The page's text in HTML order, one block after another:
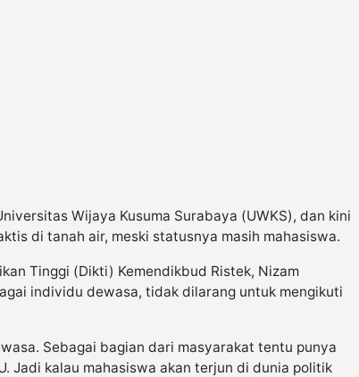
Wijaya Kusuma Surabaya (UWKS), dan kini
di tanah air, meski statusnya masih mahasiswa.
Tinggi (Dikti) Kemendikbud Ristek, Nizam
individu dewasa, tidak dilarang untuk mengikuti
Sebagai bagian dari masyarakat tentu punya
Jadi kalau mahasiswa akan terjun di dunia politik